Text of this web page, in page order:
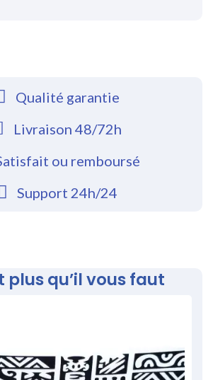
Qualité garantie
Livraison 48/72h
ou remboursé
Support 24h/24
plus qu’il vous faut